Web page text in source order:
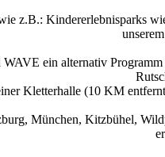
z.B.: Kindererlebnisparks
ein alternativ
Kletterhalle (10 KM
München, Kitzbühel,